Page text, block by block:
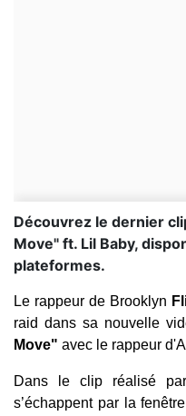
Découvrez le dernier
Move" ft. Lil Baby,
plateformes.
Le rappeur de Brooklyn
raid dans sa nouvelle
Move" avec le rappeur
Dans le clip réalisé
s’échappent par la